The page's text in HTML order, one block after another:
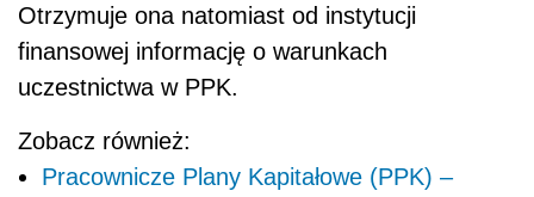
Otrzymuje ona natomiast od instytucji
finansowej informację o warunkach
uczestnictwa w PPK.
Zobacz również:
Pracownicze Plany Kapitałowe (PPK) –